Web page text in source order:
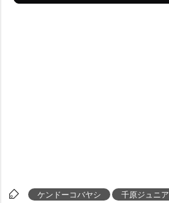
ケンドーコバヤシ
千原ジュニア